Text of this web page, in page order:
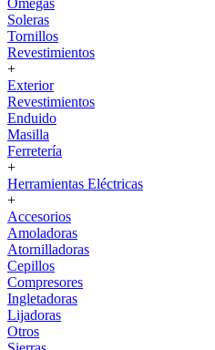
Omegas
Soleras
Tornillos
Revestimientos
+
Exterior
Revestimientos
Enduido
Masilla
Ferretería
+
Herramientas Eléctricas
+
Accesorios
Amoladoras
Atornilladoras
Cepillos
Compresores
Ingletadoras
Lijadoras
Otros